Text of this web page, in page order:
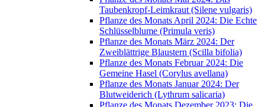
Taubenkropf-Leimkraut (Silene vulgaris)
Pflanze des Monats April 2024: Die Echte
Schlüsselblume (Primula veris)
Pflanze des Monats März 2024: Der
Zweiblättrige Blaustern (Scilla bifolia)
Pflanze des Monats Februar 2024: Die
Gemeine Hasel (Corylus avellana)
Pflanze des Monats Januar 2024: Der
Blutweiderich (Lythrum salicaria)
Pflanze des Monats Dezember 2023: Die